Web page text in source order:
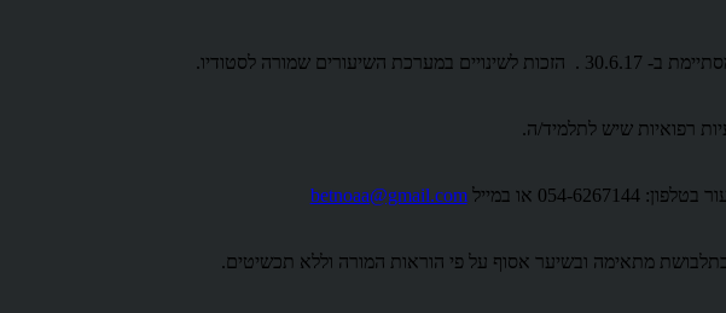
רפואיות שיש לתלמיד/ה.
או במייל betnoaa@gmail.com
מתאימה ובשיער אסוף על פי הוראות המורה וללא תכשיטים.